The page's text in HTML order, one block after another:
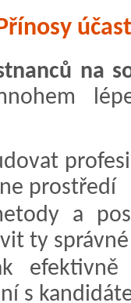
na
prostředí
a
ty správné
s